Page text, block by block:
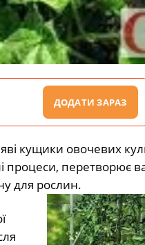
ДОДАТИ ЗАРАЗ
кущики овочевих
перетворює
для рослин.